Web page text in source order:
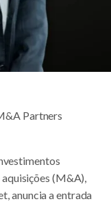
Partners
aquisições (M&A),
anuncia a entrada